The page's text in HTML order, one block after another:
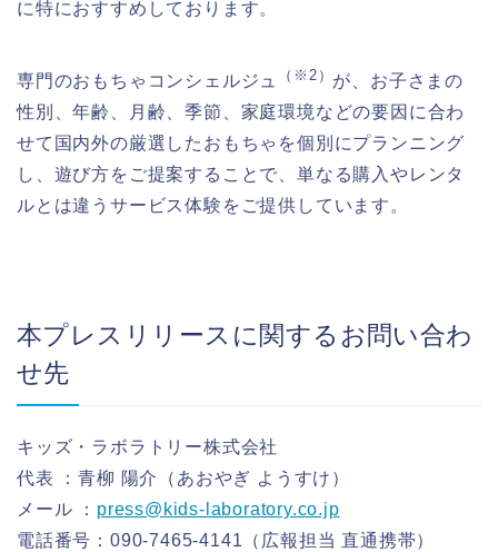
に特におすすめしております。
専門のおもちゃコンシェルジュ （※2） が、お子さまの
性別、年齢、月齢、季節、家庭環境などの要因に合わ
せて国内外の厳選したおもちゃを個別にプランニング
し、遊び方をご提案することで、単なる購入やレンタ
ルとは違うサービス体験をご提供しています。
本プレスリリースに関するお問い合わ
せ先
キッズ・ラボラトリー株式会社
代表 ：青柳 陽介（あおやぎ ようすけ）
メール ： press@kids-laboratory.co.jp
電話番号：090-7465-4141（広報担当 直通携帯）